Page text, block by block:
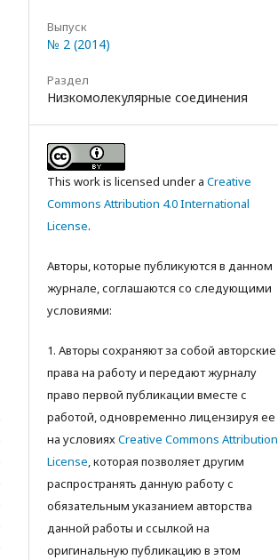
Выпуск
№ 2 (2014)
Раздел
Низкомолекулярные соединения
This work is licensed under a Creative
Commons Attribution 4.0 International
License.
Авторы, которые публикуются в данном
журнале, соглашаются со следующими
условиями:
1. Авторы сохраняют за собой авторские
права на работу и передают журналу
право первой публикации вместе с
работой, одновременно лицензируя ее
на условияхCreative Commons Attribution
License, которая позволяет другим
распространять данную работу с
обязательным указанием авторства
данной работы и ссылкой на
оригинальную публикацию в этом